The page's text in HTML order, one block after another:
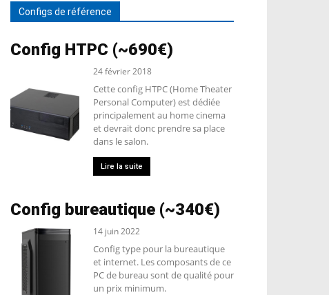
Configs de référence
Config HTPC (~690€)
24 février 2018
Cette config HTPC (Home Theater
Personal Computer) est dédiée
principalement au home cinema
et devrait donc prendre sa place
dans le salon.
Lire la suite
Config bureautique (~340€)
14 juin 2022
Config type pour la bureautique
et internet. Les composants de ce
PC de bureau sont de qualité pour
un prix minimum.